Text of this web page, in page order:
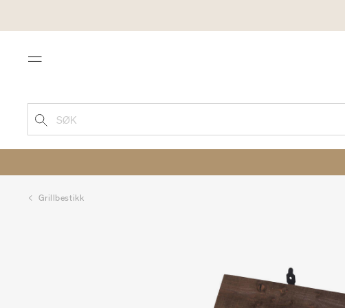
Menu
SØK
Grillbestikk